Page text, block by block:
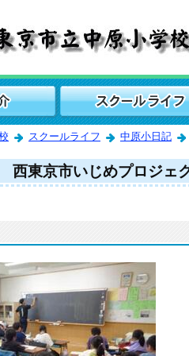
スクールライフ 中原小日記
西東京市いじめプロジェ